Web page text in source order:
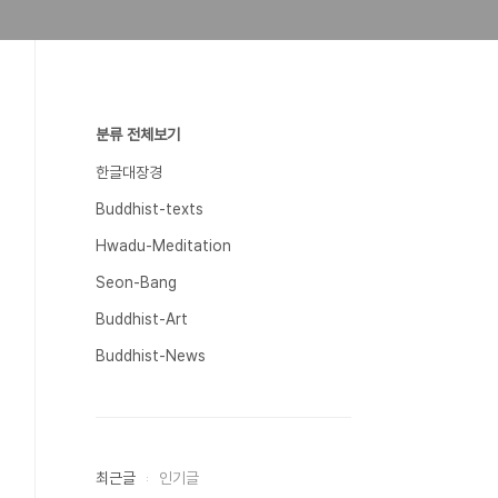
분류 전체보기
한글대장경
Buddhist-texts
Hwadu-Meditation
Seon-Bang
Buddhist-Art
Buddhist-News
최근글 인기글